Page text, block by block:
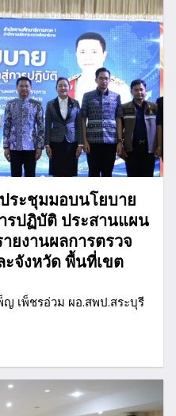
ระชุมมอบนโยบาย
รปฏิบัติ ประสานแผน
ยงานผลการตรวจ
จังหวัด พื้นที่เขต
เพ็ชรอ่วม ผอ.สพป.สระบุรี